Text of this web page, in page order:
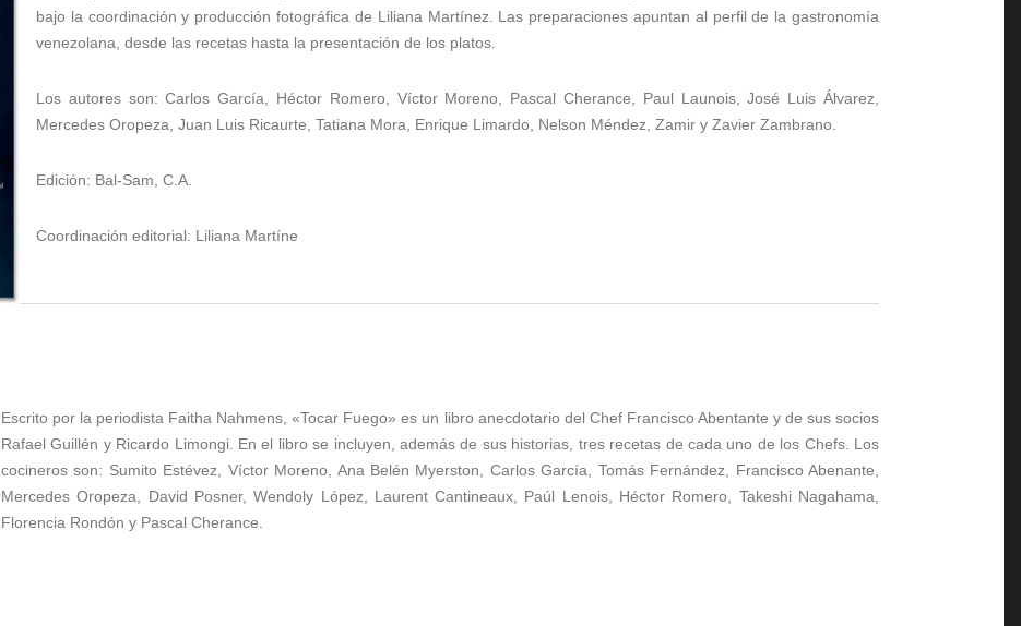
bajo la coordinación y producción fotográfica de Liliana Martínez. Las preparaciones apuntan al perfil de la gastronomía
venezolana, desde las recetas hasta la presentación de los platos.
Los autores son: Carlos García, Héctor Romero, Víctor Moreno, Pascal Cherance, Paul Launois, José Luis Álvarez,
Mercedes Oropeza, Juan Luis Ricaurte, Tatiana Mora, Enrique Limardo, Nelson Méndez, Zamir y Zavier Zambrano.
Edición: Bal-Sam, C.A.
Coordinación editorial: Liliana Martíne
Escrito por la periodista Faitha Nahmens, «Tocar Fuego» es un libro anecdotario del Chef Francisco Abentante y de sus socios
Rafael Guillén y Ricardo Limongi. En el libro se incluyen, además de sus historias, tres recetas de cada uno de los Chefs. Los
cocineros son: Sumito Estévez, Víctor Moreno, Ana Belén Myerston, Carlos García, Tomás Fernández, Francisco Abenante,
Mercedes Oropeza, David Posner, Wendoly López, Laurent Cantineaux, Paúl Lenois, Héctor Romero, Takeshi Nagahama,
Florencia Rondón y Pascal Cherance.